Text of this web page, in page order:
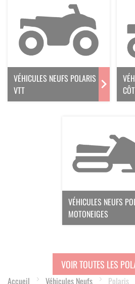
VÉHICULES NEUFS POLARIS
VTT
VÉHICULES NEUFS
MOTONEIGES
VOIR
Accueil Véhicules Neufs Polaris